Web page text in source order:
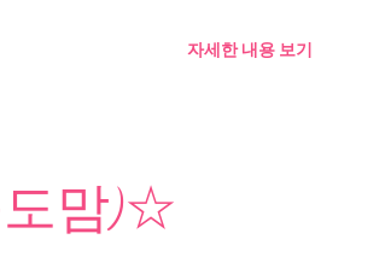
자세한 내용 보기
맘)☆